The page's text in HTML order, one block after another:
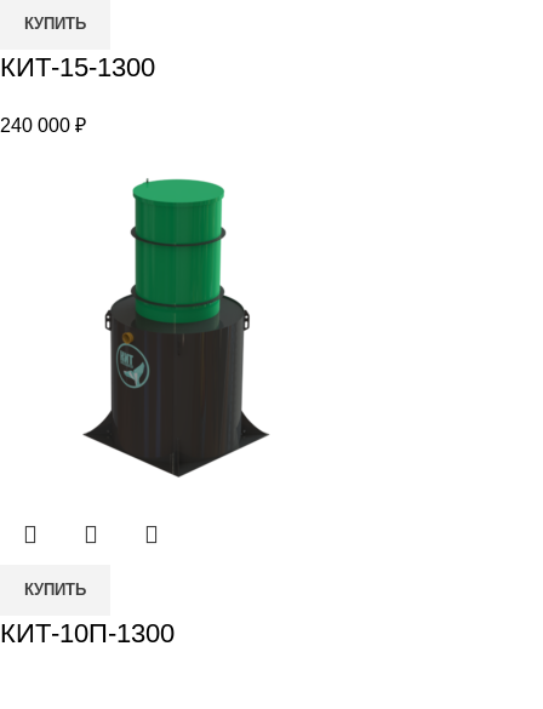
Количество
КИТ-15-
КУПИТЬ
КИТ-15-1300
240 000 ₽
КУПИТЬ
КИТ-10П-1300